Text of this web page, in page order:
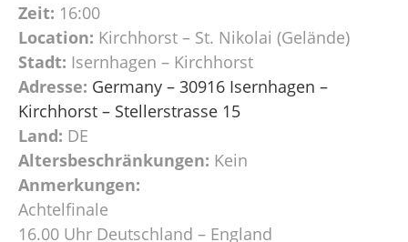
Zeit: 16:00
Location: Kirchhorst – St. Nikolai (Gelände)
Stadt: Isernhagen – Kirchhorst
Adresse: Germany – 30916 Isernhagen –
Kirchhorst – Stellerstrasse 15
Land: DE
Altersbeschränkungen: Kein
Anmerkungen:
Achtelfinale
16.00 Uhr Deutschland – England